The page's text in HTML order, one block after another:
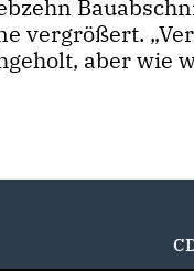
vergrößert.
aber wie